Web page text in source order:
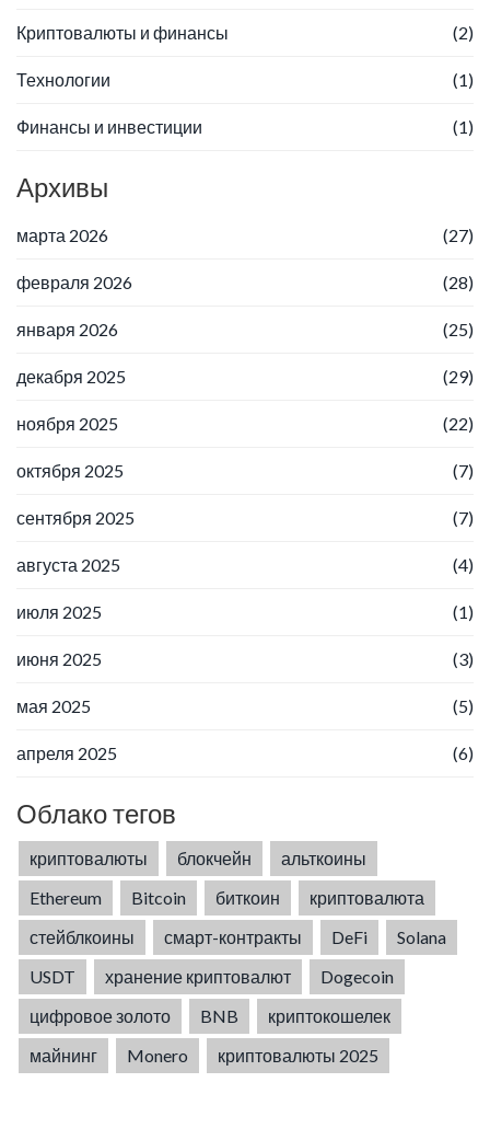
Криптовалюты и финансы (2)
Технологии (1)
Финансы и инвестиции (1)
Архивы
марта 2026 (27)
февраля 2026 (28)
января 2026 (25)
декабря 2025 (29)
ноября 2025 (22)
октября 2025 (7)
сентября 2025 (7)
августа 2025 (4)
июля 2025 (1)
июня 2025 (3)
мая 2025 (5)
апреля 2025 (6)
Облако тегов
криптовалюты блокчейн
альткоины
Ethereum
Bitcoin биткоин
криптовалюта
стейблкоины
смарт-контракты DeFi
Solana
USDT
хранение криптовалют
Dogecoin
цифровое золото
BNB
криптокошелек
майнинг
Monero криптовалюты 2025